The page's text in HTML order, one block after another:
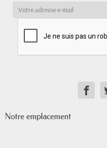
Notre emplacement